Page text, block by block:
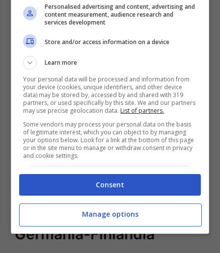
La Germania va a caccia dell’ottava vittoria
consecutiva tra impegni ufficiali e amichevoli.
Una vittoria che dovrà servire a blindare le
certezze del gruppo e, al contempo, registrare
una fase difensiva che a marzo ha mostrato
qualche scricchiolio di troppo. Davanti al proprio
pubblico, il potenziale offensivo di Nagelsmann
promette scintille contro una retroguardia
scandinava che nel girone ha incassato 14 gol
in 8 partite. Sebbene i tedeschi abbiano
concesso tre reti alla Svizzera a marzo,
Nagelsmann avrà battuto molto sul tasto della
concentrazione difensiva: la retroguardia di
casa ha tutto per disinnescare i timidi tentativi
clean sheet
Le probabili formazioni di
Germania-Finlandia
Personalised advertising and content, advertising and
content measurement, audience research and
services development
Store and/or access information on a device
Learn more
Your personal data will be processed and information from
your device (cookies, unique identifiers, and other device
data) may be stored by, accessed by and shared with 319
partners, or used specifically by this site. We and our partners
may use precise geolocation data. List of partners.
Some vendors may process your personal data on the basis
of legitimate interest, which you can object to by managing
your options below. Look for a link at the bottom of this page
or in the site menu to manage or withdraw consent in privacy
and cookie settings.
Consent
Manage options